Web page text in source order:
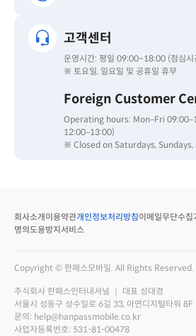
고객센터
운영시간: 평일 09:00~18:00 (점심
※ 토요일, 일요일 및 공휴일 휴무
Foreign Customer
Operating hours: Mon–Fri
12:00–13:00)
※ Closed on Saturdays,
회사소개 이용약관개인정보처리방침이메일무단수집
명의도용방지서비스
Copyright © 한패스모바일. All Rights Reserved.
주식회사 한패스인터내셔널 ｜ 대표 성대경
서울시 성동구 성수일로 6길 33, 아연디지털타워 8F
문의: help@hanpassmobile.co.kr
사업자등록번호: 531-81-00478